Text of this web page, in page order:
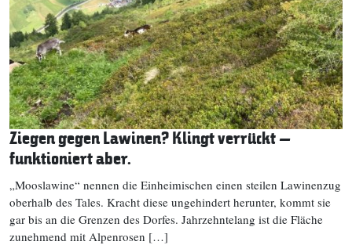
Ziegen gegen Lawinen? Klingt verrückt –
funktioniert aber.
„Mooslawine“ nennen die Einheimischen einen steilen Lawinenzug
oberhalb des Tales. Kracht diese ungehindert herunter, kommt sie
gar bis an die Grenzen des Dorfes. Jahrzehntelang ist die Fläche
zunehmend mit Alpenrosen […]